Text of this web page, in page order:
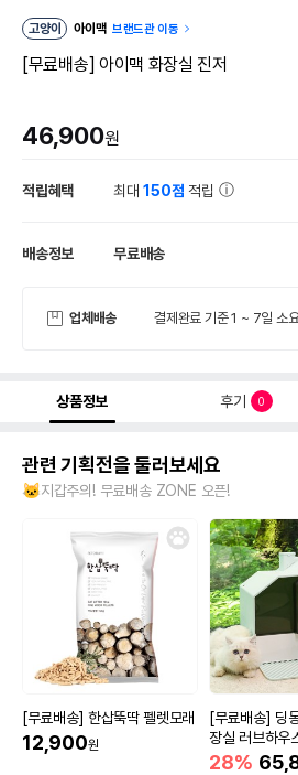
고양이 아이맥 브랜드관 이동
[무료배송] 아이맥 화장실 진저
46,900원
적립혜택 최대150점 적립
배송정보 무료배송
업체배송 결제완료 기준 1 ~ 7일 소
상품정보 후기 0
관련 기획전을 둘러보세요
🐱지갑주의! 무료배송 ZONE 오픈!
[무료배송] 한삽뚝딱 펠렛모래
12,900원
[무료배송] 딩
장실 러브하우
olor
28%